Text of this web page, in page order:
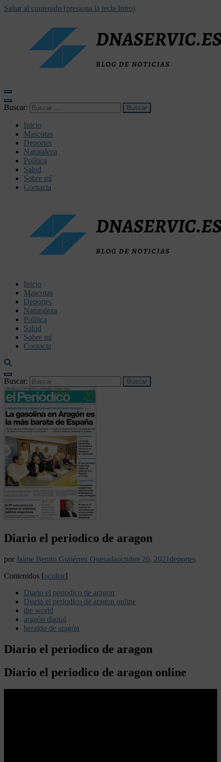
Saltar al contenido (presiona la tecla Intro)
Buscar:
Inicio
Mascotas
Deportes
Naturaleza
Política
Salud
Sobre mí
Contacta
dnaservic.es
Inicio
Mascotas
Deportes
Naturaleza
Política
Salud
Sobre mí
Contacta
Buscar:
Diario el periodico de aragon
por Jaime Benito Gutiérrez Quesadaoctubre 26, 2021 deportes
Contenidos [ocultar]
Diario el periodico de aragon
Diario el periodico de aragon online
the world
aragón digital
heraldo de aragón
Diario el periodico de aragon
Diario el periodico de aragon online